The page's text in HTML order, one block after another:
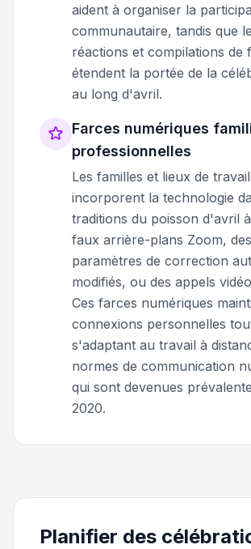
aident à organiser la
communautaire, tandis que
réactions et compilations de
étendent la portée de la
au long d'avril.
Farces numériques
professionnelles
Les familles et lieux de
incorporent la technologie
traditions du poisson d'avril
faux arrière-plans Zoom, des
paramètres de correction
modifiés, ou des appels
Ces farces numériques
connexions personnelles
s'adaptant au travail à
normes de communication
qui sont devenues
2020.
Planifier des